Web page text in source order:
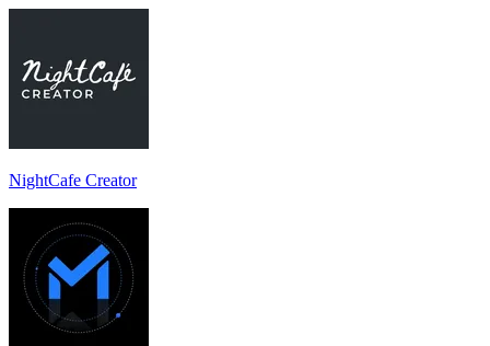
NightCafe Creator